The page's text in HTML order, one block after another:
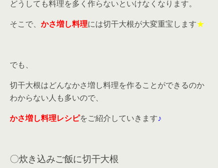
どうしても料理を多く作らないといけなくなります。
そこで、 かさ増し料理には切干大根が大変重宝します★
でも、
切干大根はどんなかさ増し料理を作ることができるのか
わからない人も多いので、
かさ増し料理レシピをご紹介していきます♪
〇炊き込みご飯に切干大根